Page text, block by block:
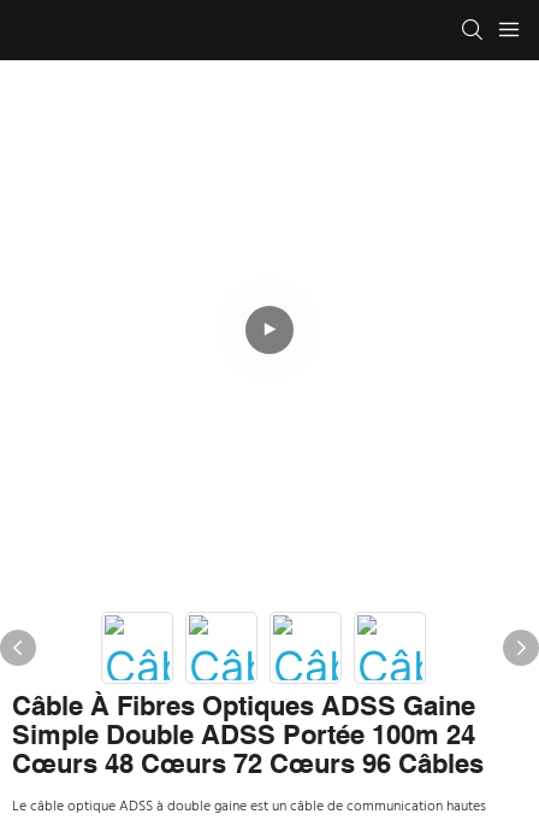
Câble À Fibres Optiques ADSS Gaine
Simple Double ADSS Portée 100m 24
Cœurs 48 Cœurs 72 Cœurs 96 Câbles
Le câble optique ADSS à double gaine est un câble de communication hautes